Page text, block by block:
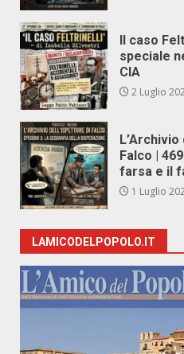
Il caso
speciale
CIA
2 Luglio
Falco |
farsa e il
1 Luglio
LAMICODELPOPOLO.IT